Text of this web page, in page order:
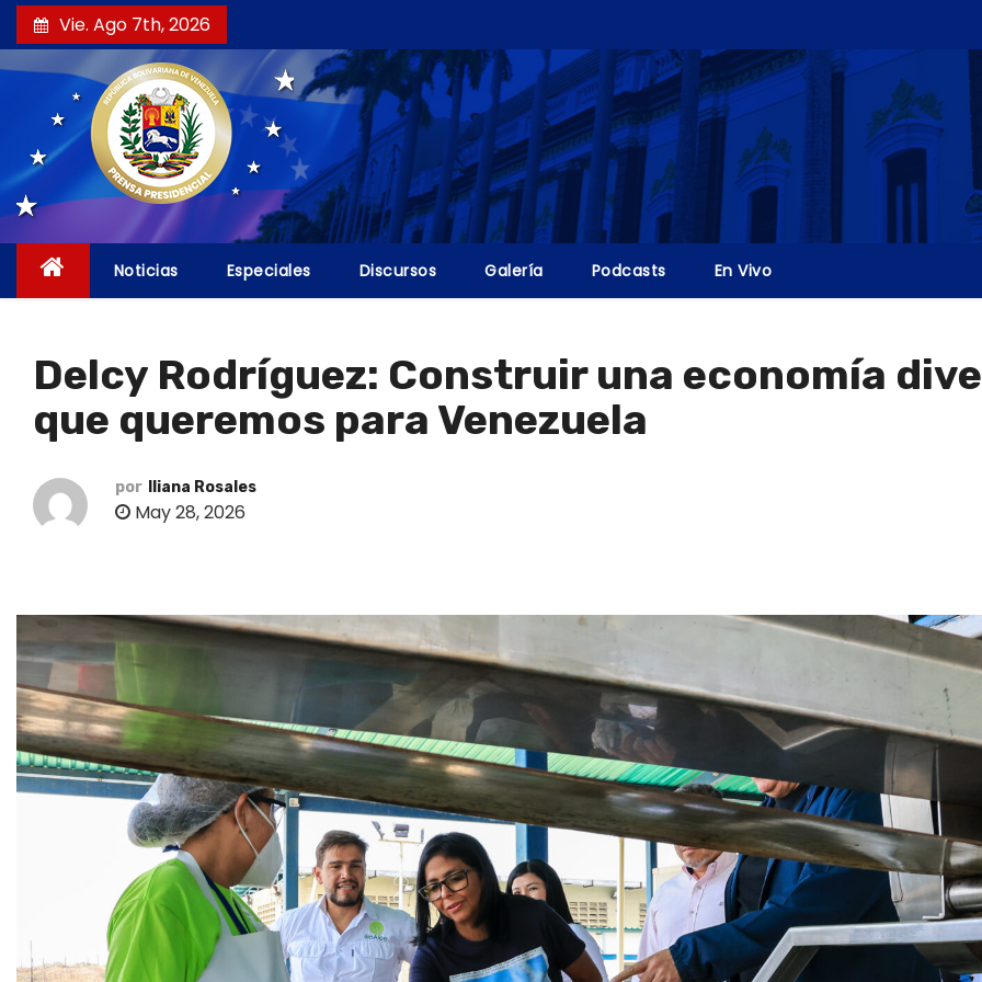
a
l
Vie. Ago 7th, 2026
Noticias Especiales Discursos Galería Podcasts En Vivo
Delcy Rodríguez: Construir una economía
que queremos para Venezuela
por Iliana Rosales
May 28, 2026